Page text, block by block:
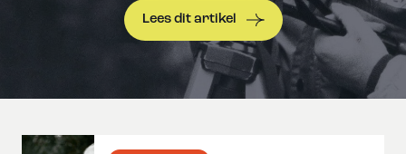
Lees dit artikel